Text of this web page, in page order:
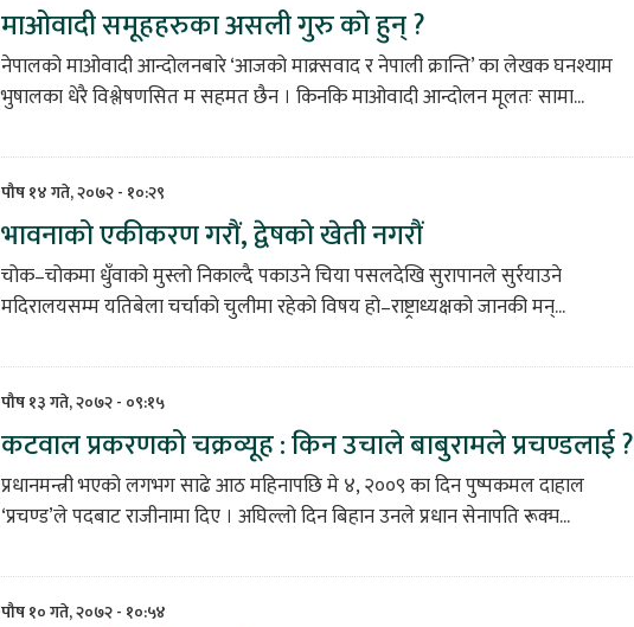
माओवादी समूहहरुका असली गुरु काे हुन् ?
नेपालको माओवादी आन्दोलनबारे ‘आजको माक्र्सवाद र नेपाली क्रान्ति’ का लेखक घनश्याम
भुषालका धेरै विश्लेषणसित म सहमत छैन । किनकि माओवादी आन्दोलन मूलतः सामा...
पौष १४ गते, २०७२ - १०:२९
भावनाको एकीकरण गराैं, द्वेषको खेती नगरौं
चोक–चोकमा धुँवाको मुस्लो निकाल्दै पकाउने चिया पसलदेखि सुरापानले सुर्रयाउने
मदिरालयसम्म यतिबेला चर्चाको चुलीमा रहेको विषय हो–राष्ट्राध्यक्षको जानकी मन्...
पौष १३ गते, २०७२ - ०९:१५
कटवाल प्रकरणको चक्रव्यूह : किन उचाले बाबुरामले प्रचण्डलाई ?
प्रधानमन्त्री भएको लगभग साढे आठ महिनापछि मे ४, २००९ का दिन पुष्पकमल दाहाल
‘प्रचण्ड’ले पदबाट राजीनामा दिए । अघिल्लो दिन बिहान उनले प्रधान सेनापति रूक्म...
पौष १० गते, २०७२ - १०:५४